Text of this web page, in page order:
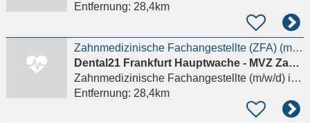
Entfernung: 28,4km
Zahnmedizinische Fachangestellte (ZFA) (m/w/d) – Chirurgie
Dental21 Frankfurt Hauptwache - MVZ Zahnmedizin An der Hauptwache 7 GmbH
Zahnmedizinische Fachangestellte (m/w/d)in Frankfurt am Main
Entfernung: 28,4km